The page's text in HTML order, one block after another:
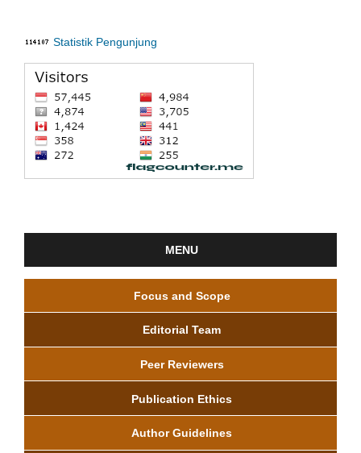
Statistik Pengunjung
MENU
Focus and Scope
Editorial Team
Peer Reviewers
Publication Ethics
Author Guidelines